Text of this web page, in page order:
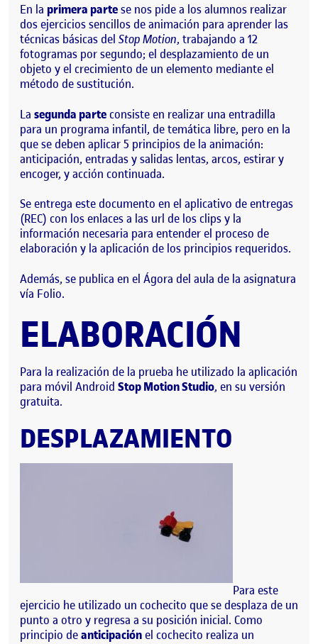
En la primera partese nos pide a los alumnos realizar
dos ejercicios sencillos de animación para aprender las
técnicas básicas del Stop Motion, trabajando a 12
fotogramas por segundo; el desplazamiento de un
objeto y el crecimiento de un elemento mediante el
método de sustitución.
La segunda parteconsiste en realizar una entradilla
para un programa infantil, de temática libre, pero en la
que se deben aplicar 5 principios de la animación:
anticipación, entradas y salidas lentas, arcos, estirar y
encoger, y acción continuada.
Se entrega este documento en el aplicativo de entregas
(REC) con los enlaces a las url de los clips y la
información necesaria para entender el proceso de
elaboración y la aplicación de los principios requeridos.
Además, se publica en el Ágora del aula de la asignatura
vía Folio.
ELABORACIÓN
Para la realización de la prueba he utilizado la aplicación
para móvil Android Stop Motion Studio, en su versión
gratuita.
DESPLAZAMIENTO
Para este
ejercicio he utilizado un cochecito que se desplaza de un
punto a otro y regresa a su posición inicial. Como
principio deanticipaciónel cochecito realiza un